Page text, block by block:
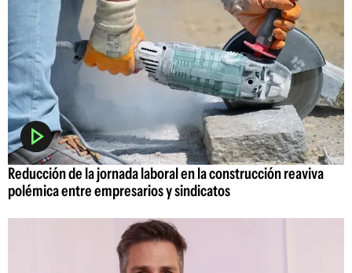
Reducción de la jornada laboral en la construcción reaviva
polémica entre empresarios y sindicatos